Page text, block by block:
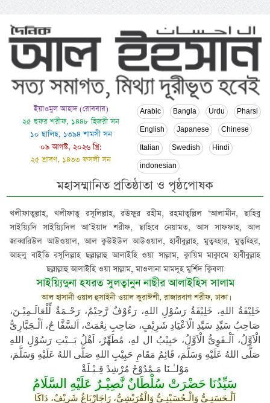
ইয়াওমুল আহাদ (রোববার)
২৫ ছফর শরীফ, ১৪৪৮ হিজরী সন
১০ ছালিছ, ১৩৯৪ শামসী সন
০৯ আগস্ট, ২০২৬ খ্রি:
২৫ শ্রাবণ, ১৪৩৩ ফসলী সন
Arabic Bangla Urdu Pharsi
English Japanese Chinese
Italian Swedish Hindi
indonesian
মহাসম্মানিত প্রতিষ্ঠাতা ও পৃষ্ঠপোষক
খলীফাতুল্লাহ, খলীফাতু রসূলিল্লাহ, রঊফুর রহীম, রহমাতুল্লিল ‘আলামীন, ছাহিবু
সাইয়্যিদি সাইয়্যিদিল আ’ইয়াদ শরীফ, ছাহিবে নেয়ামত, আস সাফফাহ, আল
জাব্বারিউল আউওয়াল, আল ক্বউইউল আউওয়াল, হাবীবুল্লাহ, মুত্বহ্হার, মুত্বহ্হির,
আহলু বাইতি রসূলিল্লাহ ছল্লাল্লাহু আলাইহি ওয়া সাল্লাম, ক্বায়িম মাক্বামে হাবীবুল্লাহ
ছল্লাল্লাহু আলাইহি ওয়া সাল্লাম, মাওলানা মামদূহ মুর্শিদ ক্বিবলা
সাইয়্যিদুনা হযরত সুলত্বানুন নাছীর আলাইহিস সালাম
আল হাসানী ওয়াল হুসাইনী ওয়াল কুরাঈশী, রাজারবাগ শরীফ, ঢাকা।
خَلِيْفَةُ اللهِ، خَلِيْفَةُ رَسُوْلِ اللهِ، رَءُوْفٌ رَّحِيْمٌ، رَحْـمَةٌ لِّلْعَالَـمِيْـنَ،
صَاحِبُ سَيِّدِ سَيِّدِ الْاَعْيَادِ شَرِيْفٍ، صَاحِبِ نِعْمَتْ، اَلسَّفَّا حُ، اَلْـجَبَّارِىُّ
الْاَوَّلُ، اَلْـقَوِىُّ الْاَوَّلُ، حَبِيْبُ ال لهِ، مُطَهِّرٌ، اَهْلُ بَــيْتِ رَسُوْلِ اللهِ
صَلَّى اللهُ عَلَيْهِ وَسَلَّمَ، قَائِمُ مَقَامِ حَبِيْبِ اللهِ صَلَّى اللهُ عَلَيْهِ وَسَلَّمَ،
مَوْلـٰـنَا مَـمْدُوْحْ مُرْشِدْ قِـبْـلَةْ
سَيِّدُنَا حَضْرَتْ سُلْطَانٌ نَّصِيْـرٌ عَلَيْهِ السَّلَامُ
اَلْـحَسَنِـىُّ وَالْـحُسَيْنِـىُّ وَالْقُرَيْشِىُّ، رَاجَارْبَاغُ شَرِيْفٌ، دَاكَا